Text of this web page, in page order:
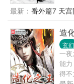
好消
“
最新： 番外篇7 天宫
造
玄幻
一
能
得